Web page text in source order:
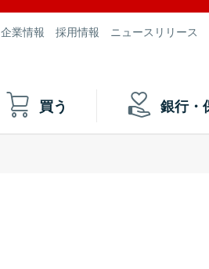
企業情報 採用情報 ニュースリリース
買う 銀行・